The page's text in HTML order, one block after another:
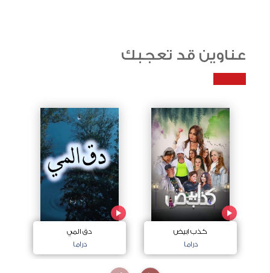
عناوين قد تعجبك
كذب ابيض
دراما
دق المي
دراما